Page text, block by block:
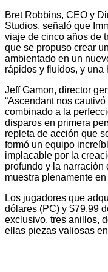
Bret Robbins, CEO y
Studios, señaló que
viaje de cinco años de
que se propuso crear
ambientado en un
rápidos y fluidos, y una
Jeff Gamon, director
“Ascendant nos
combinado a la
disparos en primera
repleta de acción que
formó un equipo
implacable por la
profundo y la
muestra plenamente
Los jugadores que
dólares (PC) y $79,99
exclusivo, tres anillos,
ellas piezas valiosas